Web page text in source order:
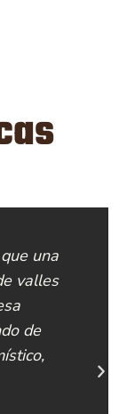
una
valles
de